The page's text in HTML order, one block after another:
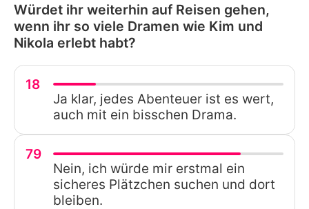
Würdet ihr weiterhin auf Reisen gehen,
wenn ihr so viele Dramen wie Kim und
Nikola erlebt habt?
18
Ja klar, jedes Abenteuer ist es wert,
auch mit ein bisschen Drama.
79
Nein, ich würde mir erstmal ein
sicheres Plätzchen suchen und dort
bleiben.